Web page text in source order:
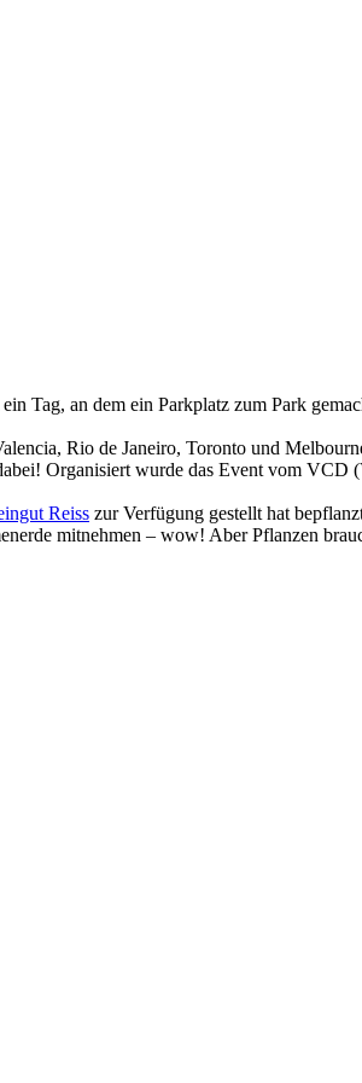
Tag, an dem ein Parkplatz zum Park
Rio de Janeiro, Toronto und
Organisiert wurde das Event vom VCD
Reiss zur Verfügung gestellt hat
mitnehmen – wow! Aber Pflanzen